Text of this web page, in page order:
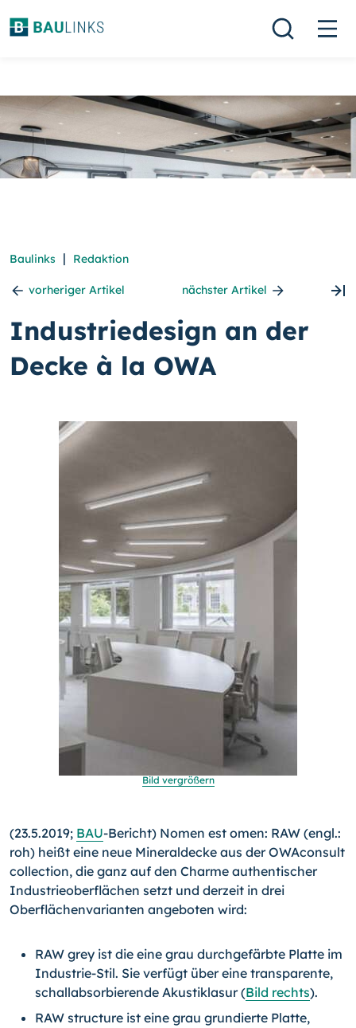
Baulinks | Redaktion
vorheriger Artikel nächster Artikel
Industriedesign an der
Decke à la OWA
Bild vergrößern
(23.5.2019; BAU-Bericht) Nomen est omen: RAW (engl.:
roh) heißt eine neue Mineraldecke aus der OWAconsult
collection, die ganz auf den Charme authentischer
Industrieoberflächen setzt und derzeit in drei
Oberflächenvarianten angeboten wird:
RAW grey ist die eine grau durchgefärbte Platte im
In­dustrie-Stil. Sie verfügt über eine transparente,
schallabsorbierende Akustiklasur (Bild rechts).
RAW structure ist eine grau grundierte Platte,